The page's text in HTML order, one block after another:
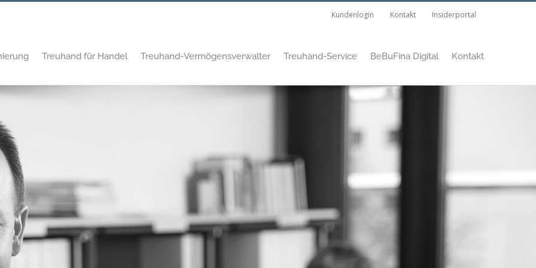
Kundenlogin Kontakt Insiderportal
Treuhand für Handel Treuhand-Vermögensverwalter Treuhand-Service BeBuFina Digital Kontakt